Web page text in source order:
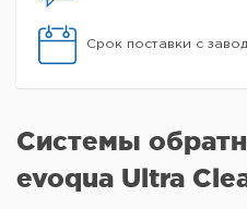
Срок поставки с
Системы
evoqua Ultra